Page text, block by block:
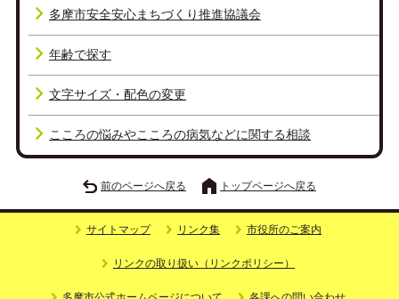
多摩市安全安心まちづくり推進協議会
年齢で探す
文字サイズ・配色の変更
こころの悩みやこころの病気などに関する相談
前のページへ戻る トップページへ戻る
サイトマップ リンク集 市役所のご案内
リンクの取り扱い（リンクポリシー）